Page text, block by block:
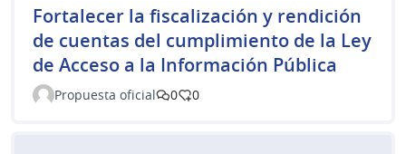
Fortalecer la fiscalización y rendición
de cuentas del cumplimiento de la Ley
de Acceso a la Información Pública
Propuesta oficial 0 0